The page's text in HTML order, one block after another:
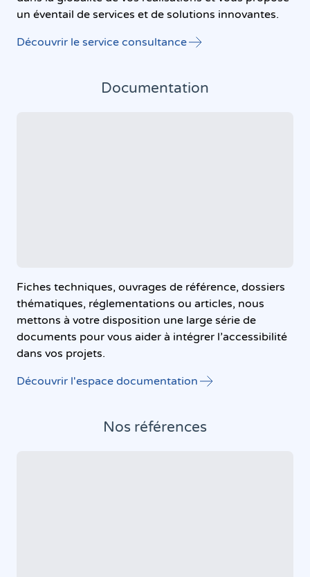
un éventail de services et de solutions innovantes.
Découvrir le service consultance
Documentation
Fiches techniques, ouvrages de référence, dossiers
thématiques, réglementations ou articles, nous
mettons à votre disposition une large série de
documents pour vous aider à intégrer l’accessibilité
dans vos projets.
Découvrir l'espace documentation
Nos références